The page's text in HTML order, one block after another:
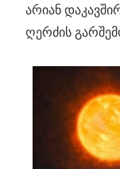
არიან
ღერძის